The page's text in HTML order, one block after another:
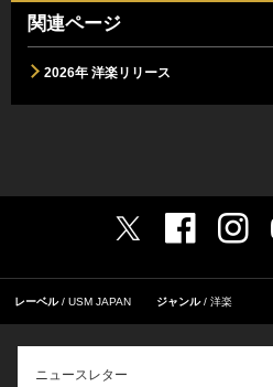
関連ページ
2026年 洋楽リリース
レーベル USM JAPAN ジャンル 洋楽
ニュースレター